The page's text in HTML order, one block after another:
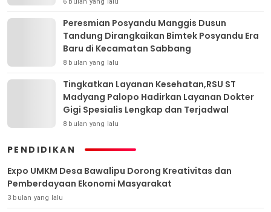
Peresmian Posyandu Manggis Dusun
Tandung Dirangkaikan Bimtek Posyandu Era
Baru di Kecamatan Sabbang
8 bulan yang lalu
Tingkatkan Layanan Kesehatan,RSU ST
Madyang Palopo Hadirkan Layanan Dokter
Gigi Spesialis Lengkap dan Terjadwal
8 bulan yang lalu
PENDIDIKAN
Expo UMKM Desa Bawalipu Dorong Kreativitas dan
Pemberdayaan Ekonomi Masyarakat
3 bulan yang lalu